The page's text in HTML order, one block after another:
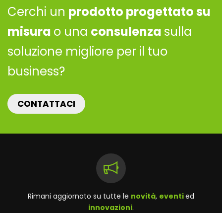
Cerchi un prodotto progettato su
misura o una consulenza sulla
soluzione migliore per il tuo
business?
CONTATTACI
Rimani aggiornato su tutte le novità, eventied
innovazioni.